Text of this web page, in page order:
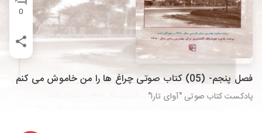
0
فصل پنجم- (05) کتاب صوتی چراغ ها را من خاموش می کنم
پادکست کتاب صوتی "آوای تارا"